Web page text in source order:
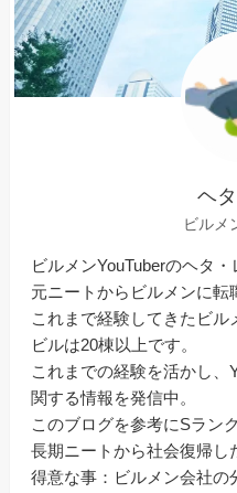
ヘ
ビルメ
ビルメンYouTuberのヘタ・
元ニートからビルメンに転
これまで経験してきたビル
ビルは20棟以上です。
これまでの経験を活かし、
関する情報を発信中。
このブログを参考にSラン
長期ニートから社会復帰し
得意な事：ビルメン会社の